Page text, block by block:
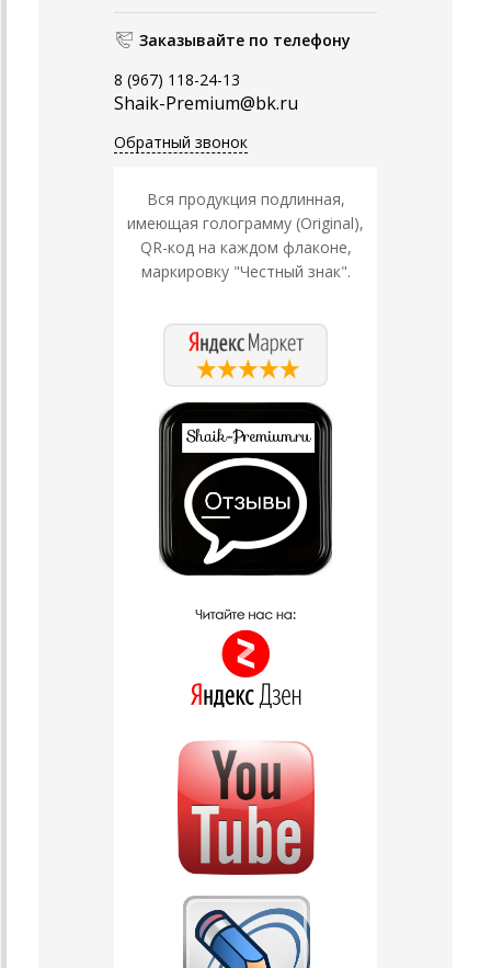
Заказывайте по телефону
8 (967) 118-24-13
Shaik-Premium@bk.ru
Обратный звонок
Вся продукция подлинная,
имеющая голограмму (Original),
QR-код на каждом флаконе,
маркировку "Честный знак".